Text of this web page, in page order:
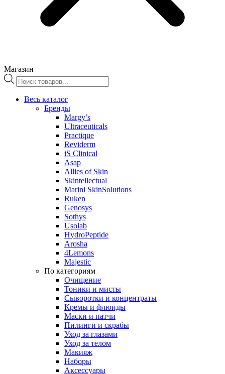
Магазин
Поиск
товаров
Весь каталог
Бренды
Margy’s
Ultraceuticals
Practique
Reviderm
iS Clinical
Asap
Allies of Skin
Skintellectual
Marini SkinSolutions
Ruken
Genosys
Sothys
Usolab
HydroPeptide
Arosha
4Lemons
Majestic
По категориям
Очищение
Тоники и мисты
Сыворотки и концентраты
Кремы и флюиды
Маски и патчи
Пилинги и скрабы
Уход за глазами
Уход за телом
Макияж
Наборы
Аксессуары